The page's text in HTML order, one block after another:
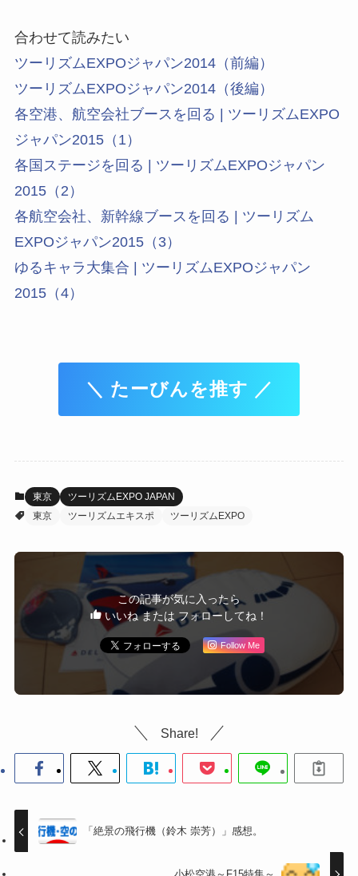
合わせて読みたい
ツーリズムEXPOジャパン2014（前編）
ツーリズムEXPOジャパン2014（後編）
各空港、航空会社ブースを回る | ツーリズムEXPO
ジャパン2015（1）
各国ステージを回る | ツーリズムEXPOジャパン
2015（2）
各航空会社、新幹線ブースを回る | ツーリズム
EXPOジャパン2015（3）
ゆるキャラ大集合 | ツーリズムEXPOジャパン
2015（4）
＼ たーびんを推す ／
東京
ツーリズムEXPO JAPAN
東京
ツーリズムエキスポ ツーリズムEXPO
この記事が気に入ったら
いいね または フォローしてね！
Follow Me
Share!
「絶景の飛行機（鈴木 崇芳）」感想。